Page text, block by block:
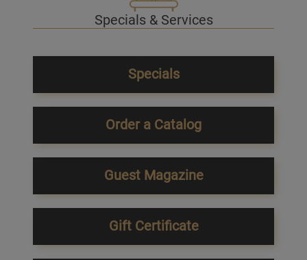
Specials & Services
Specials
Order a Catalog
Guest Magazine
Gift Certificate